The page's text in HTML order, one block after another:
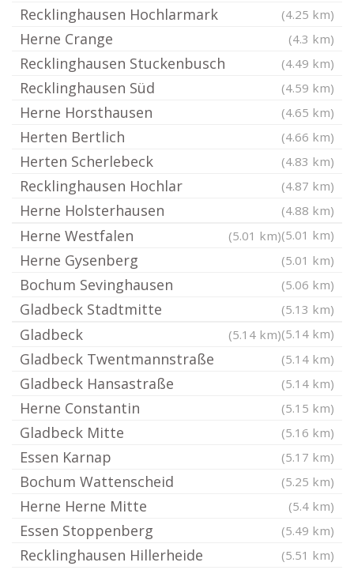
Recklinghausen Hochlarmark (4.25 km)
Herne Crange (4.3 km)
Recklinghausen Stuckenbusch (4.49 km)
Recklinghausen Süd (4.59 km)
Herne Horsthausen (4.65 km)
Herten Bertlich (4.66 km)
Herten Scherlebeck (4.83 km)
Recklinghausen Hochlar (4.87 km)
Herne Holsterhausen
(4.88 km)
(5.01 km)
Herne Westfalen (5.01 km)
Herne Gysenberg (5.01 km)
Bochum Sevinghausen (5.06 km)
Gladbeck Stadtmitte
(5.13 km)
(5.14 km)
Gladbeck (5.14 km)
Gladbeck Twentmannstraße (5.14 km)
Gladbeck Hansastraße (5.14 km)
Herne Constantin (5.15 km)
Gladbeck Mitte (5.16 km)
Essen Karnap (5.17 km)
Bochum Wattenscheid (5.25 km)
Herne Herne Mitte (5.4 km)
Essen Stoppenberg (5.49 km)
Recklinghausen Hillerheide (5.51 km)